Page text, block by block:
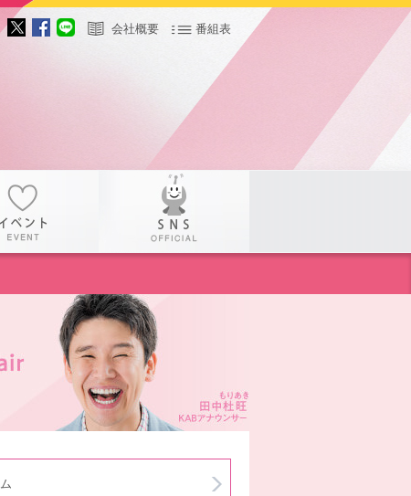
会社概要 番組表